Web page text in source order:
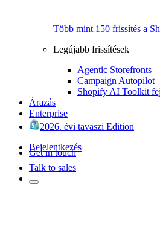
Több mint 150 frissítés a
Legújabb frissítések
Agentic Storefronts
Campaign Autopilot
Shopify AI Toolkit
Árazás
Enterprise
2026. évi tavaszi Edition
Bejelentkezés
Get in touch
Talk to sales